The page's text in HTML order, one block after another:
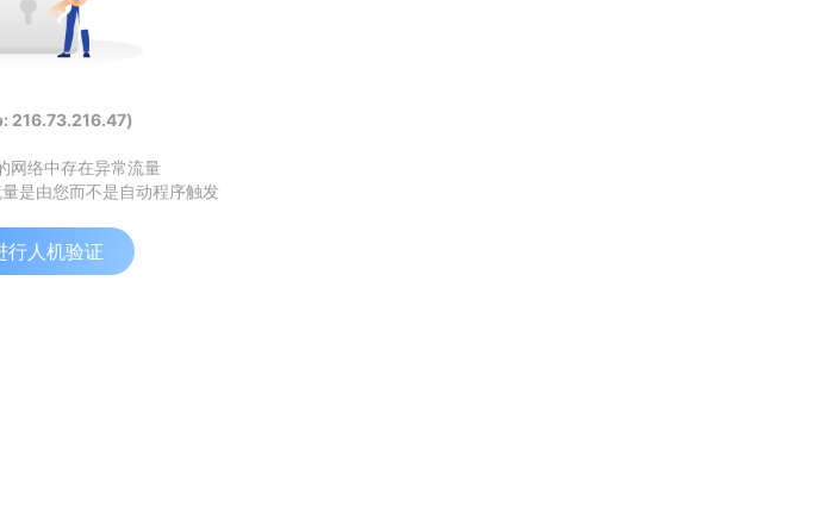
216.73.216.47)
网络中存在异常流量
是由您而不是自动程序触发
行人机验证